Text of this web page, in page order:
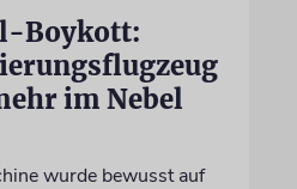
Boykott:
im Nebel
wurde bewusst auf